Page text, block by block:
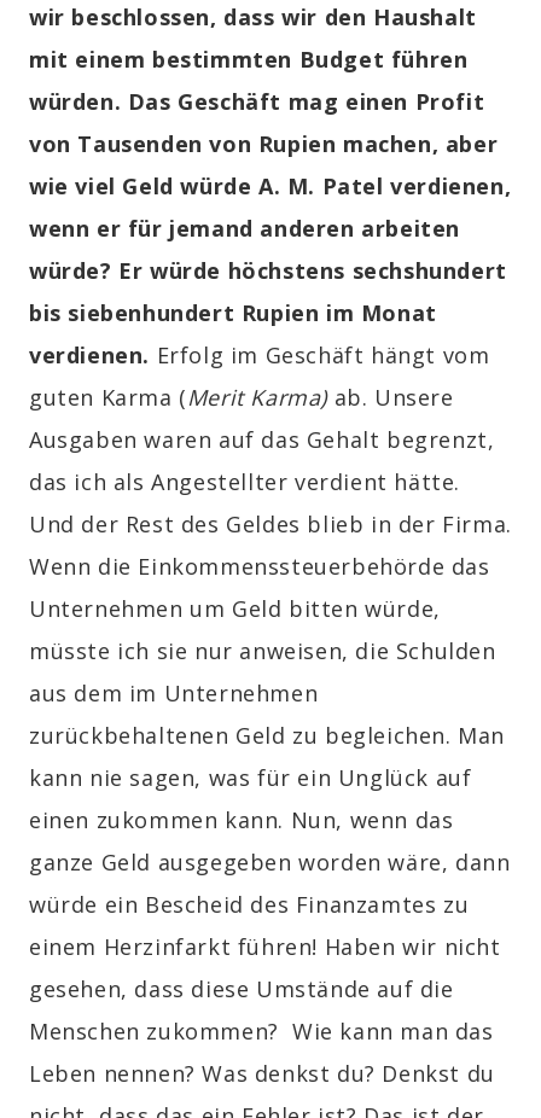
wir beschlossen, dass wir den Haushalt
mit einem bestimmten Budget führen
würden. Das Geschäft mag einen Profit
von Tausenden von Rupien machen, aber
wie viel Geld würde A. M. Patel verdienen,
wenn er für jemand anderen arbeiten
würde? Er würde höchstens sechshundert
bis siebenhundert Rupien im Monat
verdienen. Erfolg im Geschäft hängt vom
guten Karma (Merit Karma)ab. Unsere
Ausgaben waren auf das Gehalt begrenzt,
das ich als Angestellter verdient hätte.
Und der Rest des Geldes blieb in der Firma.
Wenn die Einkommenssteuerbehörde das
Unternehmen um Geld bitten würde,
müsste ich sie nur anweisen, die Schulden
aus dem im Unternehmen
zurückbehaltenen Geld zu begleichen. Man
kann nie sagen, was für ein Unglück auf
einen zukommen kann. Nun, wenn das
ganze Geld ausgegeben worden wäre, dann
würde ein Bescheid des Finanzamtes zu
einem Herzinfarkt führen! Haben wir nicht
gesehen, dass diese Umstände auf die
Menschen zukommen? Wie kann man das
Leben nennen? Was denkst du? Denkst du